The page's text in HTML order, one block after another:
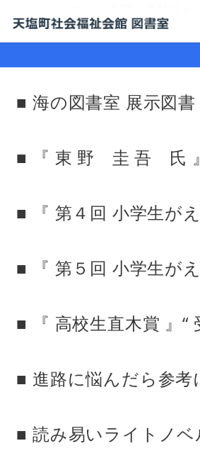
■ 海の図書室 展示図書
■ 『 東 野 圭 吾 氏
■ 『 第４回 小学生が
■ 『 第５回 小学生が
■ 『 高校生直木賞 』“
■ 進路に悩んだら参考
■ 読み易いライトノベ